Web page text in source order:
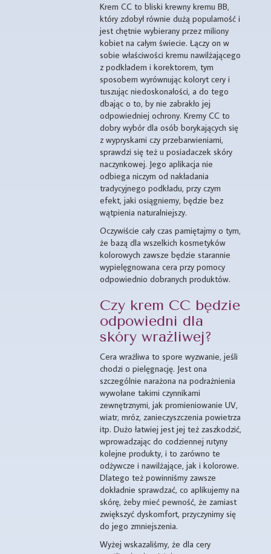
Krem CC to bliski krewny kremu BB,
który zdobył równie dużą popularność i
jest chętnie wybierany przez miliony
kobiet na całym świecie. Łączy on w
sobie właściwości kremu nawilżającego
z podkładem i korektorem, tym
sposobem wyrównując koloryt cery i
tuszując niedoskonałości, a do tego
dbając o to, by nie zabrakło jej
odpowiedniej ochrony. Kremy CC to
dobry wybór dla osób borykających się
z wypryskami czy przebarwieniami,
sprawdzi się też u posiadaczek skóry
naczynkowej. Jego aplikacja nie
odbiega niczym od nakładania
tradycyjnego podkładu, przy czym
efekt, jaki osiągniemy, będzie bez
wątpienia naturalniejszy.
Oczywiście cały czas pamiętajmy o tym,
że bazą dla wszelkich kosmetyków
kolorowych zawsze będzie starannie
wypielęgnowana cera przy pomocy
odpowiednio dobranych produktów.
Czy krem CC będzie
odpowiedni dla
skóry wrażliwej?
Cera wrażliwa to spore wyzwanie, jeśli
chodzi o pielęgnację. Jest ona
szczególnie narażona na podrażnienia
wywołane takimi czynnikami
zewnętrznymi, jak promieniowanie UV,
wiatr, mróz, zanieczyszczenia powietrza
itp. Dużo łatwiej jest jej też zaszkodzić,
wprowadzając do codziennej rutyny
kolejne produkty, i to zarówno te
odżywcze i nawilżające, jak i kolorowe.
Dlatego też powinniśmy zawsze
dokładnie sprawdzać, co aplikujemy na
skórę, żeby mieć pewność, że zamiast
zwiększyć dyskomfort, przyczynimy się
do jego zmniejszenia.
Wyżej wskazaliśmy, że dla cery